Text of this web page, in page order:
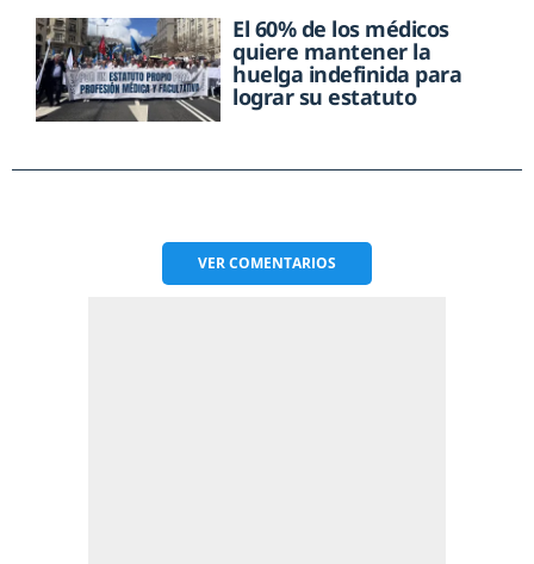
El 60% de los médicos
quiere mantener la
huelga indefinida para
lograr su estatuto
VERCOMENTARIOS